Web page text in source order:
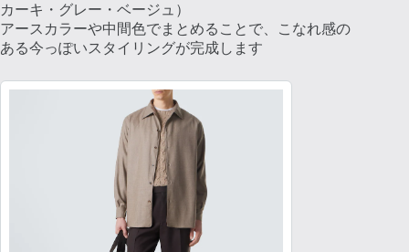
カーキ・グレー・ベージュ）
アースカラーや中間色でまとめることで、こなれ感の
ある今っぽいスタイリングが完成します